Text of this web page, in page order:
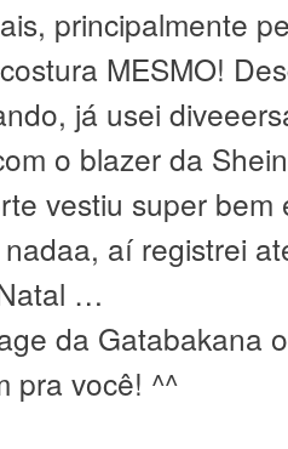
principalmente
MESMO!
já usei
o blazer da
vestiu super bem
aí registrei
…
da Gatabakana
pra você! ^^